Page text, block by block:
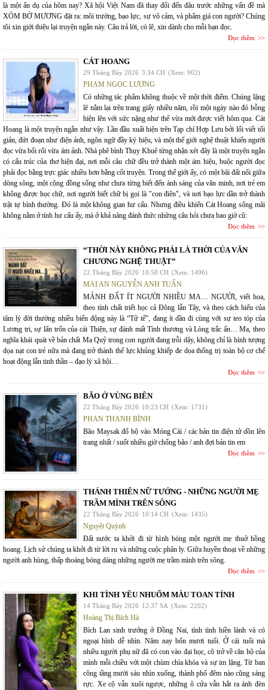
là một ẩn dụ của hôm nay? Xã hội Việt Nam đã thay đổi đến đâu trước những vấn đề mà
XÓM BỜ MƯƠNG đặt ra: môi trường, bạo lực, sự vô cảm, và phẩm giá con người? Chúng
tôi xin giới thiệu lại truyện ngắn này. Câu trả lời, có lẽ, xin dành cho mỗi bạn đọc.
Đọc thêm
CÁT HOANG
29 Tháng Bảy 2026 3:34 CH (Xem: 902)
PHẠM NGỌC LƯƠNG
Có những tác phẩm không thuộc về một thời điểm. Chúng lặng
lẽ nằm lại trên trang giấy nhiều năm, rồi một ngày nào đó bỗng
hiện lên với sức nặng như thể vừa mới được viết hôm qua. Cát
Hoang là một truyện ngắn như vậy. Lần đầu xuất hiện trên Tạp chí Hợp Lưu bởi lối viết tối
giản, đứt đoạn như điện ảnh, ngôn ngữ đầy ký hiệu, và một thế giới nghệ thuật khiến người
đọc vừa bối rối vừa ám ảnh. Nhà phê bình Thụy Khuê từng nhận xét đây là một truyện ngắn
có cấu trúc của thơ hiện đại, nơi mỗi câu chữ đều trở thành một ám hiệu, buộc người đọc
phải đọc bằng trực giác nhiều hơn bằng cốt truyện. Trong thế giới ấy, có một bãi đất nổi giữa
dòng sông, một cộng đồng sống như chưa từng biết đến ánh sáng của văn minh, nơi trẻ em
không được học chữ, nơi người biết chữ bị gọi là "con điên", và nơi bạo lực dần trở thành
trật tự bình thường. Đó là một không gian hư cấu. Nhưng điều khiến Cát Hoang sống mãi
không nằm ở tính hư cấu ấy, mà ở khả năng đánh thức những câu hỏi chưa bao giờ cũ:
Đọc thêm
“THỜI NÀY KHÔNG PHẢI LÀ THỜI CỦA VĂN
CHƯƠNG NGHỆ THUẬT”
22 Tháng Bảy 2026 10:50 CH (Xem: 1496)
MAI AN NGUYỄN ANH TUẤN
MẢNH ĐẤT ÍT NGƯỜI NHIỀU MA… NGƯỜI, viết hoa,
theo tính chất triết học cả Đông lẫn Tây, và theo cách hiểu của
tâm lý đời thường nhiều biến động này là “Tử tế”, đang ít dần đi cùng với sự teo tóp của
Lương tri, sự lẩn trốn của cái Thiện, sự đánh mất Tình thương và Lòng trắc ẩn… Ma, theo
nghĩa khái quát về bản chất Ma Quỷ trong con người đang trỗi dậy, không chỉ là hình tượng
dọa nạt con trẻ nữa mà đang trở thành thế lực khủng khiếp đe dọa thống trị toàn bộ cơ chế
hoạt động lẫn tinh thần – đạo lý xã hội…
Đọc thêm
BÃO Ở VÙNG BIÊN
22 Tháng Bảy 2026 10:23 CH (Xem: 1731)
PHAN THANH BÌNH
Bão Maysak đổ bộ vào Móng Cái / các bản tin điện tử dồn lên
trang nhất / suốt nhiều giờ chống bão / anh đợi bản tin em
Đọc thêm
THÁNH THIÊN NỮ TƯỚNG - NHỮNG NGƯỜI MẸ
TRẦM MÌNH TRÊN SÔNG
22 Tháng Bảy 2026 10:14 CH (Xem: 1435)
Nguyệt Quỳnh
Đất nước ta khởi đi từ hình bóng một người mẹ thuở hồng
hoang. Lịch sử chúng ta khởi đi từ lời ru và những cuộc phân ly. Giữa huyền thoại về những
người anh hùng, thấp thoáng bóng dáng những người mẹ trầm mình trên sông.
Đọc thêm
KHI TÌNH YÊU NHUỐM MÀU TOAN TÍNH
14 Tháng Bảy 2026 12:37 SA (Xem: 2202)
Hoàng Thị Bích Hà
Bích Lan sinh trưởng ở Đồng Nai, tính tình hiền lành và có
ngoại hình dễ nhìn. Năm nay bốn mươi tuổi. Ở cái tuổi mà
nhiều người phụ nữ đã có con vào đại học, cô trở về căn hộ của
mình mỗi chiều với một chùm chìa khóa và sự im lặng. Từ ban
công tầng mười sáu nhìn xuống, thành phố đêm nào cũng sáng
rực. Xe cộ vẫn xuôi ngược, những ô cửa vẫn hắt ra ánh đèn